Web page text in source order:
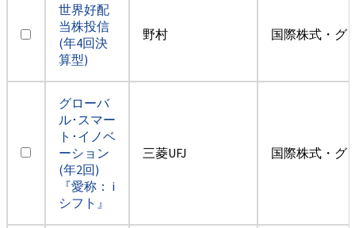
世界好配
当株投信
(年4回決
算型)
野村 国際株式・グ
グローバ
ル･スマー
ト･イノベ
ーション
(年2回)
『愛称： i
シフト』
三菱UFJ 国際株式・グ